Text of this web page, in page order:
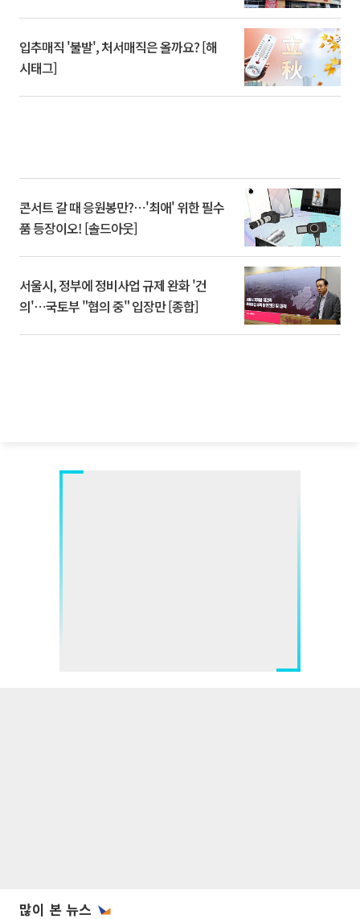
입추매직 '불발', 처서매직은 올까요? [해
시태그]
콘서트 갈 때 응원봉만?⋯'최애' 위한 필수
품 등장이오! [솔드아웃]
서울시, 정부에 정비사업 규제 완화 '건
의'⋯국토부 "협의 중" 입장만 [종합]
많이 본 뉴스